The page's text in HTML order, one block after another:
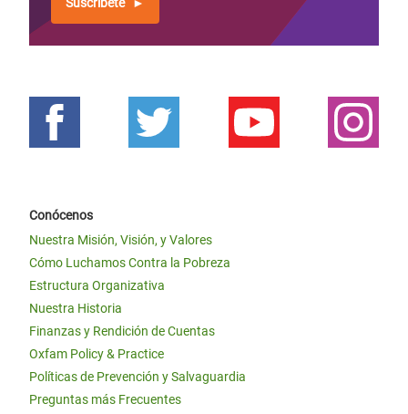
Conócenos
Nuestra Misión, Visión, y Valores
Cómo Luchamos Contra la Pobreza
Estructura Organizativa
Nuestra Historia
Finanzas y Rendición de Cuentas
Oxfam Policy & Practice
Políticas de Prevención y Salvaguardia
Preguntas más Frecuentes